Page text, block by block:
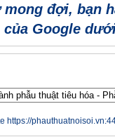
mong đợi, bạn
Google
https://